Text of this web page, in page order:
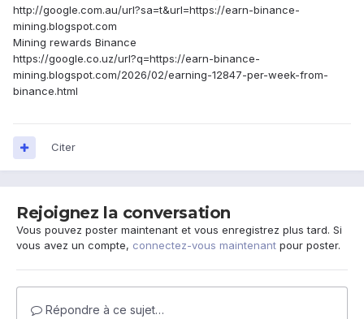
http://google.com.au/url?sa=t&url=https://earn-binance-
mining.blogspot.com
Mining rewards Binance
https://google.co.uz/url?q=https://earn-binance-
mining.blogspot.com/2026/02/earning-12847-per-week-from-
binance.html
Citer
Rejoignez la conversation
Vous pouvez poster maintenant et vous enregistrez plus tard. Si
vous avez un compte, connectez-vous maintenant pour poster.
Répondre à ce sujet…